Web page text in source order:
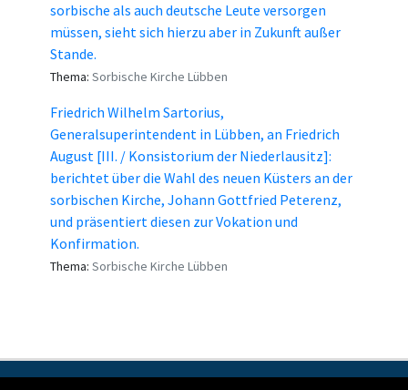
sorbische als auch deutsche Leute versorgen
müssen, sieht sich hierzu aber in Zukunft außer
Stande.
Thema: Sorbische Kirche Lübben
Friedrich Wilhelm Sartorius,
Generalsuperintendent in Lübben, an Friedrich
August [III. / Konsistorium der Niederlausitz]:
berichtet über die Wahl des neuen Küsters an der
sorbischen Kirche, Johann Gottfried Peterenz,
und präsentiert diesen zur Vokation und
Konfirmation.
Thema: Sorbische Kirche Lübben